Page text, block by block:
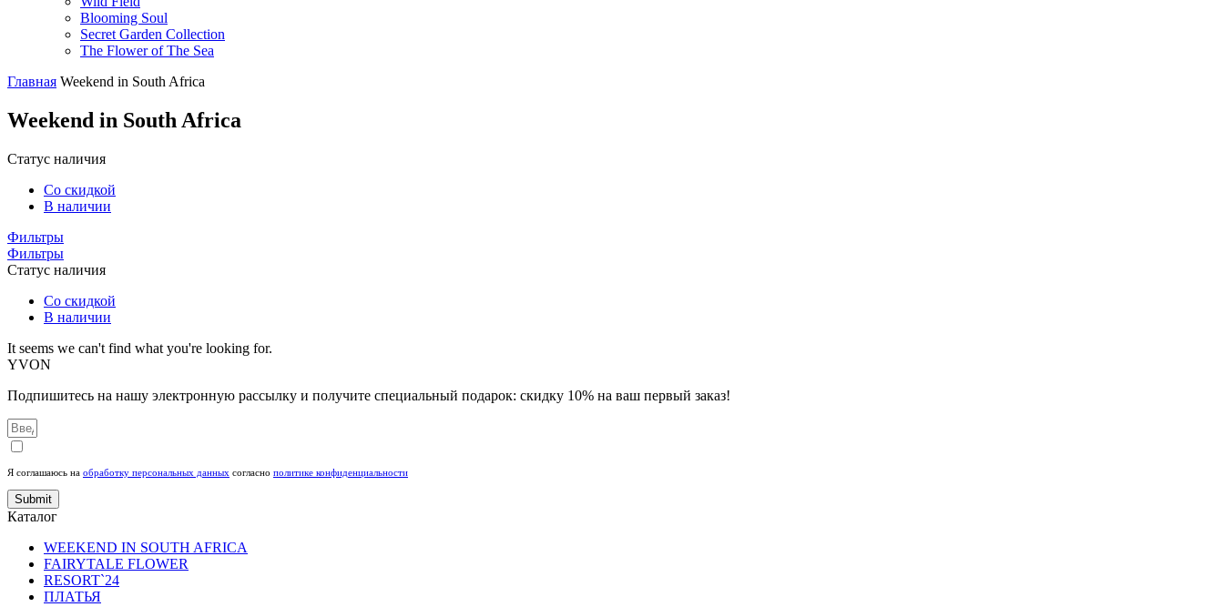
Blooming Soul
Secret Garden Collection
The Flower of The Sea
Главная Weekend in South Africa
Weekend in South Africa
Статус наличия
Со скидкой
В наличии
Фильтры
Фильтры
Статус наличия
Со скидкой
В наличии
It seems we can't find what you're looking for.
YVON
Подпишитесь на нашу электронную рассылку и получите специальный подарок: скидку 10% на ваш первый заказ!
Я соглашаюсь на обработку персональных данных согласно политике конфиденциальности
Submit
Каталог
WEEKEND IN SOUTH AFRICA
FAIRYTALE FLOWER
RESORT`24
ПЛАТЬЯ